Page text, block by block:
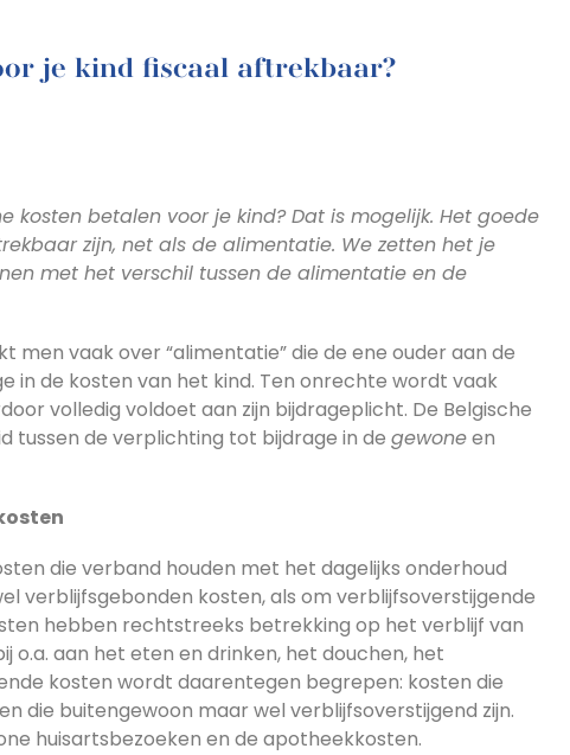
je kind fiscaal aftrekbaar?
kosten betalen voor je kind? Dat is mogelijk. Het goede
zijn, net als de alimentatie. We zetten het je
met het verschil tussen de alimentatie en de
men vaak over “alimentatie” die de ene ouder aan de
in de kosten van het kind. Ten onrechte wordt vaak
volledig voldoet aan zijn bijdrageplicht. De Belgische
tussen de verplichting tot bijdrage in de gewoneen
die verband houden met het dagelijks onderhoud
verblijfsgebonden kosten, als om verblijfsoverstijgende
hebben rechtstreeks betrekking op het verblijf van
o.a. aan het eten en drinken, het douchen, het
kosten wordt daarentegen begrepen: kosten die
die buitengewoon maar wel verblijfsoverstijgend zijn.
huisartsbezoeken en de apotheekkosten.